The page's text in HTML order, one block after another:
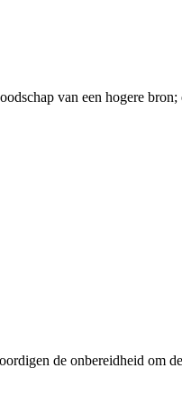
van een hogere
de onbereidheid om